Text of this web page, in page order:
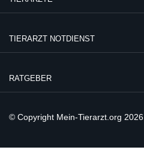
TIERARZT NOTDIENST
RATGEBER
© Copyright Mein-Tierarzt.org 2026